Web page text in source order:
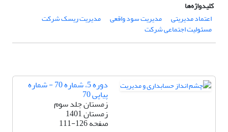
کلیدواژه‌ها
اعتماد مدیریتی
مدیریت سود واقعی مدیریت ریسک شرکت
مسئولیت اجتماعی شرکت
دوره 5، شماره 70 - شماره
پیاپی 70
زمستان جلد سوم
زمستان 1401
صفحه111-126